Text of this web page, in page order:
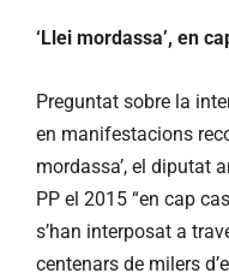
‘Llei mordassa’, en
Preguntat sobre la
en manifestacions
mordassa’, el diputat
PP el 2015 “en cap
s’han interposat a
centenars de milers